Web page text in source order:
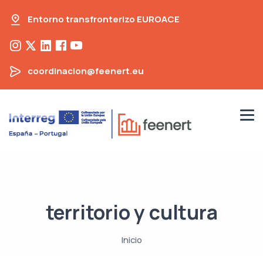
Entorno transfronterizo EUROACE
coordinacion@feenert.eu
territorio y cultura
Inicio